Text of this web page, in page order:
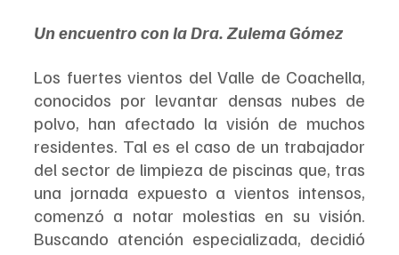
Un encuentro con la Dra. Zulema Gómez
Los fuertes vientos del Valle de Coachella,
conocidos por levantar densas nubes de
polvo, han afectado la visión de muchos
residentes. Tal es el caso de un trabajador
del sector de limpieza de piscinas que, tras
una jornada expuesto a vientos intensos,
comenzó a notar molestias en su visión.
Buscando atención especializada, decidió